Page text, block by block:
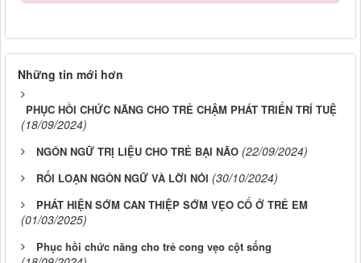
Những tin mới hơn
PHỤC HỒI CHỨC NĂNG CHO TRẺ CHẬM PHÁT TRIỂN TRÍ TUỆ
(18/09/2024)
NGÔN NGỮ TRỊ LIỆU CHO TRẺ BẠI NÃO (22/09/2024)
RỐI LOẠN NGÔN NGỮ VÀ LỜI NÓI (30/10/2024)
PHÁT HIỆN SỚM CAN THIỆP SỚM VẸO CỔ Ở TRẺ EM
(01/03/2025)
Phục hồi chức năng cho trẻ cong vẹo cột sống